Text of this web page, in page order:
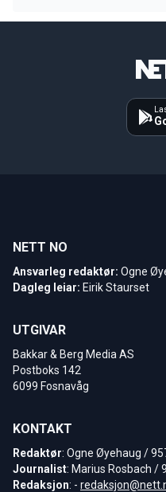
NETT NO
Ansvarleg redaktør: Ogne
Dagleg leiar: Eirik Staurset
UTGIVAR
Bakkar & Berg Media AS
Postboks 142
6099 Fosnavåg
KONTAKT
Redaktør: Ogne Øyehaug /
Journalist: Marius Rosbach /
Redaksjon: -